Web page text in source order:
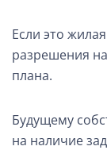
Если это
разрешения
плана.
Будущему
на наличие